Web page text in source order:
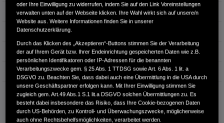
Leistung 75 kW / 102 PS
Hubraum
Erstzulassung 08.2018
Bauart Van/Kleinbus
AUTOHAUS LAUENROTH GMBH
Coswiger Str. 13
39261 Zerbst
oder Ihre Einwilligung zu widerrufen, indem Sie auf den Link Voreinstellungen
verwalten unten auf der Webseite klicken. Ihre Wahl wirkt sich auf unsere/n
Website aus. Weitere Informationen finden Sie in unserer
Datenschutzerklärung.
Durch das Klicken des „Akzeptieren“-Buttons stimmen Sie der Verarbeitung
der auf Ihrem Gerät bzw. Ihrer Endeinrichtung gespeicherten Daten wie z.B.
persönlichen Identifikatoren oder IP-Adressen für die benannten
Verarbeitungszwecke gem. § 25 Abs. 1 TTDSG sowie Art. 6 Abs. 1 lit. a
DSGVO zu. Beachten Sie, dass dabei auch eine Übermittlung in die USA durch
unsere Geschäftspartner erfolgen kann. Mit Ihrer Einwilligung stimmen Sie
zugleich gem. Art.49 Abs.1 S.1 lit.a DSGVO solchen Übermittlungen zu. Es
besteht dabei insbesondere das Risiko, dass Ihre Cookie-bezogenen Daten
durch US-Behörden, zu Kontroll- und Überwachungszwecke, möglicherweise
auch ohne Rechtsbehelfsmöglichkeiten, verarbeitet werden.